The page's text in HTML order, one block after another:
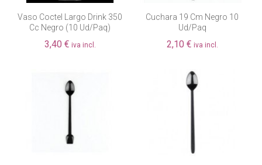
Vaso Coctel Largo Drink 350
Cc Negro (10 Ud/paq)
3,40 € iva incl.
Cuchara 19 Cm Negro 10
Ud/paq
2,10 € iva incl.